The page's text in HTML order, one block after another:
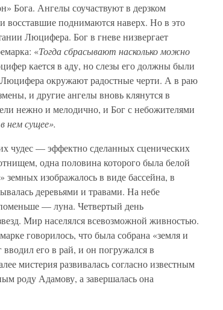
Бога. Ангелы соучаствуют в дерзком
поднимаются наверх. Но в это
Люцифера. Бог в гневе низвергает
«Тогда сбрасывают насколько можно
кается в аду, но слезы его должны были
Люцифера окружают радостные черти. А в раю
и другие ангелы вновь клянутся в
нежно и мелодично, и Бог с небожителями
нем сущее».
чудес — эффектно сделанных сценических
одна половина которого была белой
земных изображалось в виде бассейна, в
деревьями и травами. На небе
— луна. Четвертый день
Мир населялся всевозможной живностью.
говорилось, что была собрана «земля и
вводил его в рай, и он погружался в
мистерия развивалась согласно известным
роду Адамову, а завершалась она